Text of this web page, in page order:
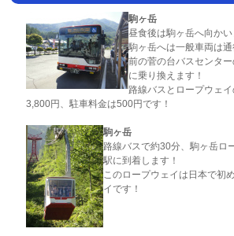
駒ヶ岳
昼食後は駒ヶ岳へ向かい
駒ヶ岳へは一般車両は
前の菅の台バスセンタ
に乗り換えます！
路線バスとロープウェ
3,800円、駐車料金は500円です！
駒ヶ岳
路線バスで約30分、駒ヶ岳ロ
駅に到着します！
このロープウェイは日本で初
イです！